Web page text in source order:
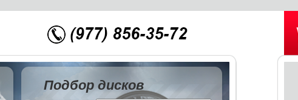
Подбор дисков